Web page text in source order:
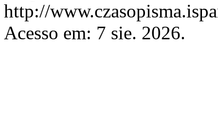
http://
Acesso em: 7 sie. 2026.